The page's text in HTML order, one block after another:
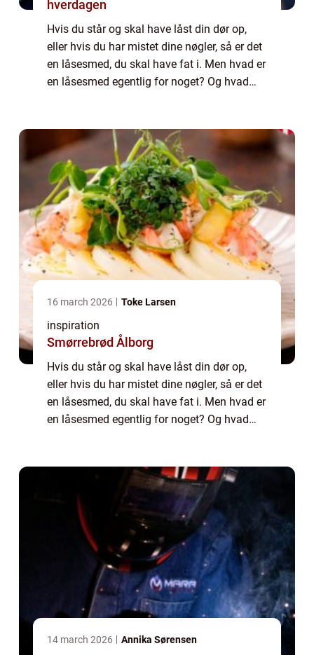
hverdagen
Hvis du står og skal have låst din dør op,
eller hvis du har mistet dine nøgler, så er det
en låsesmed, du skal have fat i. Men hvad er
en låsesmed egentlig for noget? Og hvad
16 march 2026 Toke Larsen
inspiration
Smørrebrød Ålborg
Hvis du står og skal have låst din dør op,
eller hvis du har mistet dine nøgler, så er det
en låsesmed, du skal have fat i. Men hvad er
en låsesmed egentlig for noget? Og hvad
14 march 2026 Annika Sørensen